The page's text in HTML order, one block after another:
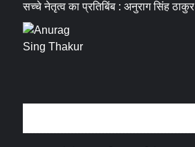
सच्चे नेतृत्व का प्रतिबिंब : अनुराग सिंह ठाकुर